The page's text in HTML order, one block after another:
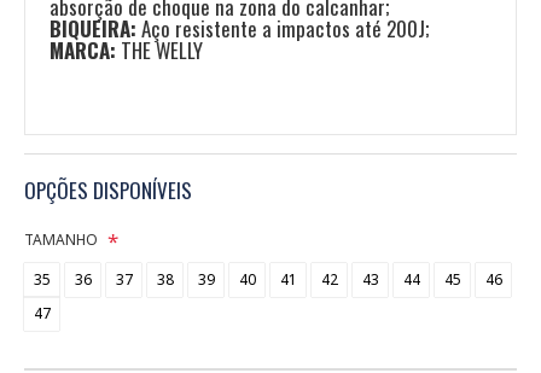
absorção de choque na zona do calcanhar;
BIQUEIRA: Aço resistente a impactos até 200J;
MARCA: THE WELLY
OPÇÕES DISPONÍVEIS
TAMANHO
35
36 37 38 39 40 41 42 43 44 45
46
47